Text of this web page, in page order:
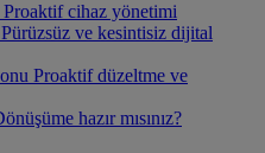
Proaktif cihaz yönetimi
Pürüzsüz ve kesintisiz dijital
Proaktif düzeltme ve
hazır mısınız?